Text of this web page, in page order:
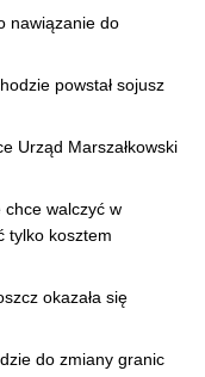
nawiązanie do
powstał sojusz
Urząd Marszałkowski
chce walczyć w
tylko kosztem
okazała się
do zmiany granic